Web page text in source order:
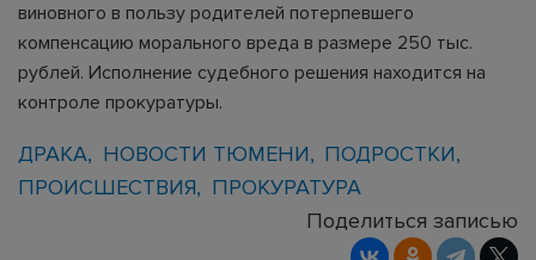
виновного в пользу родителей потерпевшего
компенсацию морального вреда в размере 250 тыс.
рублей. Исполнение судебного решения находится на
контроле прокуратуры.
ДРАКА НОВОСТИ ТЮМЕНИ
ПОДРОСТКИ
ПРОИСШЕСТВИЯ
ПРОКУРАТУРА
Поделиться записью